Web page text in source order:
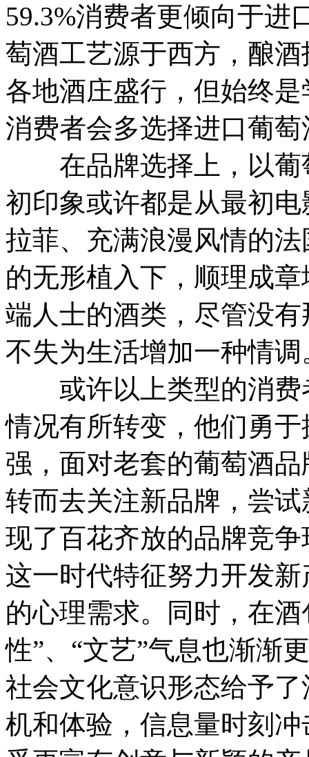
59.3%消费者更倾向于进
萄酒工艺源于西方，酿
各地酒庄盛行，但始终
消费者会多选择进口葡萄
在品牌选择上，以葡
初印象或许都是从最初
拉菲、充满浪漫风情的
的无形植入下，顺理成
端人士的酒类，尽管没
不失为生活增加一种情调
或许以上类型的消费
情况有所转变，他们勇
强，面对老套的葡萄酒
转而去关注新品牌，尝
现了百花齐放的品牌竞
这一时代特征努力开发
的心理需求。同时，在
性”、“文艺”气息也渐渐
社会文化意识形态给予
机和体验，信息量时刻